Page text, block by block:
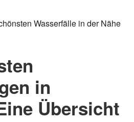
Wasserfälle in der Nähe
in
Übersicht